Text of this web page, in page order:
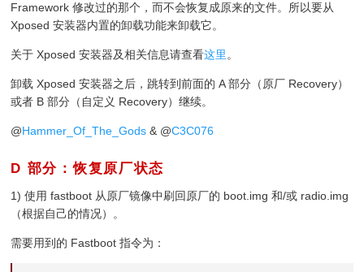
Framework 修改过的那个，而不会恢复成原来的文件。所以要从
Xposed 安装器内置的卸载功能来卸载它。
关于 Xposed 安装器及相关信息请查看这里。
卸载 Xposed 安装器之后，跳转到前面的 A 部分（原厂 Recovery）
或者 B 部分（自定义 Recovery）继续。
@Hammer_Of_The_Gods & @C3C076
D 部分：恢复原厂状态
1) 使用 fastboot 从原厂镜像中刷回原厂的 boot.img 和/或 radio.img
（根据自己的情况）。
需要用到的 Fastboot 指令为：